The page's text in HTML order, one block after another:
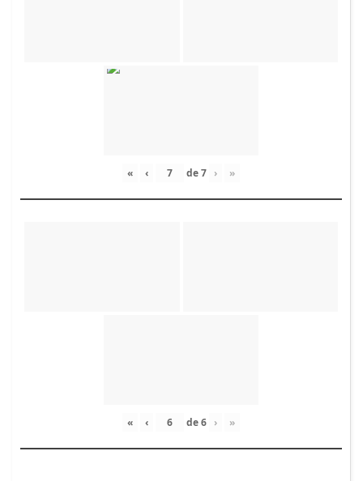
« ‹ de7 › »
« ‹ de6 › »